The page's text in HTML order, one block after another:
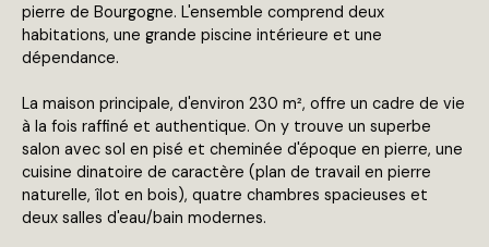
pierre de Bourgogne. L'ensemble comprend deux
habitations, une grande piscine intérieure et une
dépendance.
La maison principale, d'environ 230 m², offre un cadre de vie
à la fois raffiné et authentique. On y trouve un superbe
salon avec sol en pisé et cheminée d'époque en pierre, une
cuisine dinatoire de caractère (plan de travail en pierre
naturelle, îlot en bois), quatre chambres spacieuses et
deux salles d'eau/bain modernes.